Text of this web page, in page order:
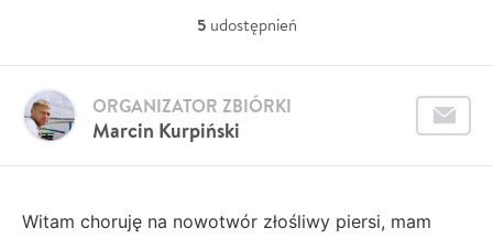
5 udostępnień
Marcin Kurpiński
ORGANIZATOR ZBIÓRKI
Witam choruję na nowotwór złośliwy piersi, mam